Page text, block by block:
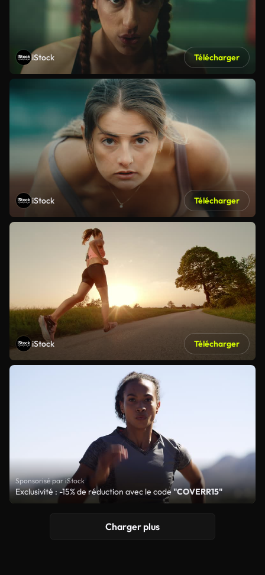
iStock Télécharger
iStock Télécharger
iStock Télécharger
Sponsorisé par iStock
Exclusivité : -15% de réduction avec le code "COVERR15"
Charger plus